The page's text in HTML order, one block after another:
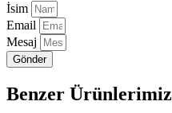
İsim
Email
Mesaj
Gönder
Benzer Ürünlerimiz